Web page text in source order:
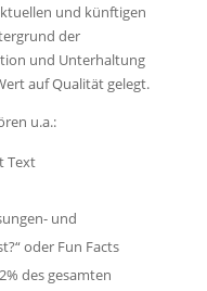
und künftigen
der
und Unterhaltung
auf Qualität gelegt.
u.a.:
Text
und
oder Fun Facts
des gesamten